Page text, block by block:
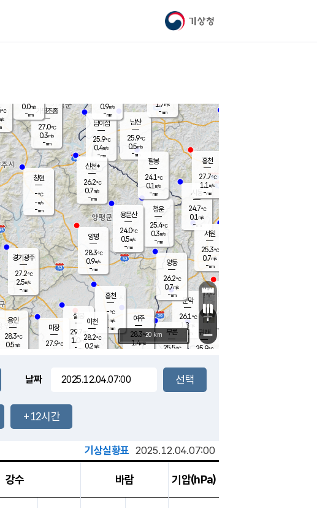
기상청
문막
26.1℃
1.8
mm
남이섬
25.9℃
0.4m/s
-mm
부론
25.5℃
남산
25.9℃
0.5m/s
-mm
-mm
청운
25.4℃
0.3m/s
-mm
팔봉
24.1℃
0.1 m/s
-mm
용인
28.3℃
0.5m/s
여주
28.3℃
1.4m/s
양동
26.2℃
0.7m/s
-mm
경기광주
27.2℃
2.5m/s
-mm
장호원
0.9m/s
-mm
가평조종
27.0℃
0.3m/s
-mm
℃
s
신천*
26.2℃
0.7m/s
-mm
창현
-℃
-m/s
-mm
0.0m/s
-mm
흥천
-℃
-m/s
-mm
마장
27.9℃
설봉
29.7
1.0 m/s
- mm
시동
24.7℃
0.1 m/s
- mm
귀래
25.9℃
서원
25.3℃
0.7m/s
-mm
용문산
24.0℃
0.5m/s
-mm
홍천
27.7℃
1.1 m/s
-mm
이천
28.2℃
0.2m/s
양평
28.3℃
0.9m/s
-mm
1.7 m/s
-mm
+
−
20 km
날짜
+12시간
기상실황표 2025.12.04.07:00
강수 바람 기압(hPa)